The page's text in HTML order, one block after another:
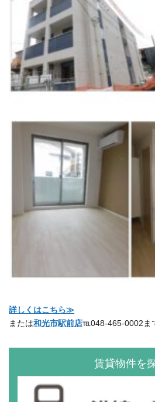
詳しくはこちら≫
または和光市駅前店℡048-465-0002ま
賃貸物件を